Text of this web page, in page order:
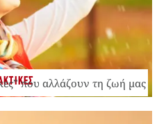
που αλλάζουν τη ζωή μας